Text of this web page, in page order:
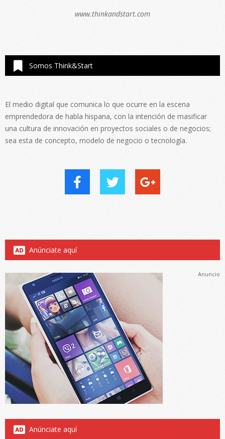
www.thinkandstart.com
Somos Think&Start
El medio digital que comunica lo que ocurre en la escena
emprendedora de habla hispana, con la intención de masificar
una cultura de innovación en proyectos sociales o de negocios;
sea esta de concepto, modelo de negocio o tecnología.
Anúnciate aquí
Anuncio
Anúnciate aquí